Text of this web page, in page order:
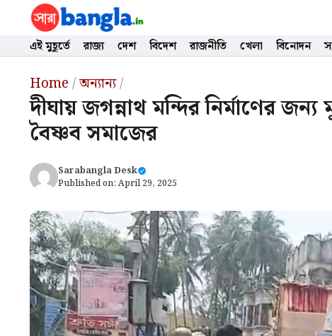
contentএই মুহূর্তে রাজ্য দেশ বিদেশ রাজনীতি খেলা বিনোদন
Home/অন্যান্য/
দীঘায় জগন্নাথ মন্দির নির্মাণের
বৈষ্ণব সমাজের
Sarabangla Desk
Published on: April 29, 2025